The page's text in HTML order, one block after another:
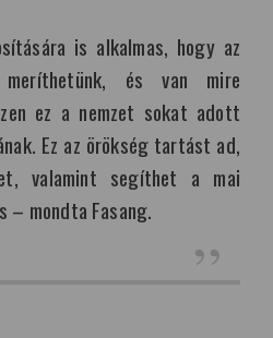
is alkalmas, hogy az
meríthetünk, és van mire
ez a nemzet sokat adott
Ez az örökség tartást ad,
valamint segíthet a mai
– mondta Fasang.